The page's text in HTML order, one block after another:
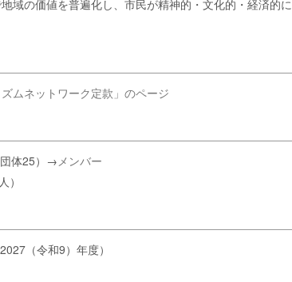
域の価値を普遍化し、市民が精神的・文化的・経済的
ムネットワーク定款」のページ
体25）→メンバー
）
（令和9）年度）